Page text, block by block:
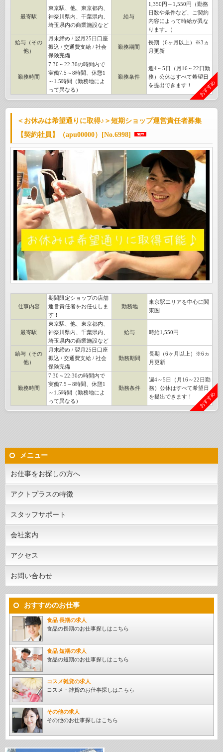
最寄駅
東京駅、他、東京都内、
神奈川県内、千葉県内、
埼玉県内の商業施設など
給与
1,350円～1,550円（勤務
日数や条件など、ご契約
内容によって時給が異な
ります。）
給与（その
他）
月末締め / 翌月25日口座
振込 / 交通費支給 / 社会
保険完備
勤務期間
長期（6ヶ月以上）※3ヵ
月更新
勤務時間
7:30～22:30の時間内で
実働7.5～8時間、休憩1
～1.5時間（勤務地によ
って異なる）
勤務条件
週4～5日（月16～22日勤
務）公休はすべて希望日
を提出できます！
おすすめ
＜お休みは希望通りに取得♪＞短期ショップ運営責任者募集
【契約社員】（apu00000）[No.6998]
仕事内容
期間限定ショップの店舗
運営責任者をお任せしま
す！
勤務地
東京駅エリアを中心に関
東圏
最寄駅
東京駅、他、東京都内、
神奈川県内、千葉県内、
埼玉県内の商業施設など
給与 時給1,550円
給与（その
他）
月末締め / 翌月25日口座
振込 / 交通費支給 / 社会
保険完備
勤務期間
長期（6ヶ月以上）※6ヵ
月更新
勤務時間
7:30～22:30の時間内で
実働7.5～8時間、休憩1
～1.5時間（勤務地によ
って異なる）
勤務条件
週4～5日（月16～22日勤
務）公休はすべて希望日
を提出できます！
おすすめ
メニュー
お仕事をお探しの方へ
アクトプラスの特徴
スタッフサポート
会社案内
アクセス
お問い合わせ
おすすめのお仕事
食品 長期の求人
食品の長期のお仕事探しはこちら
食品 短期の求人
食品の短期のお仕事探しはこちら
コスメ雑貨の求人
コスメ・雑貨のお仕事探しはこちら
その他の求人
その他のお仕事探しはこちら